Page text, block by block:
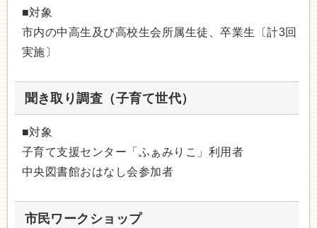
■対象
市内の中高生及び高校生会所属生徒、卒業生〔計3回
実施〕
聞き取り調査（子育て世代）
■対象
子育て支援センター「ふぁみりこ」利用者
中央図書館おはなし会参加者
市民ワークショップ